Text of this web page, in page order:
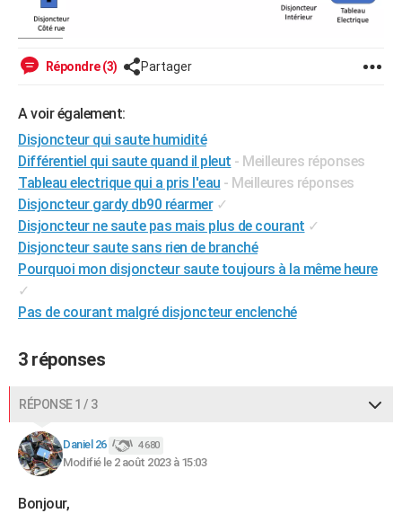
Carte de Noël
Carte Bonne année
Carte Saint-Valentin
Carte Pâques
Carte d'anniversaire
DICTIONNAIRE
Dictionnaire
Biographies
Citations
Expressions
Proverbes
PROGRAMME TV
AVIS DE DÉCÈS
FORUM
Bricolage
Lifestyle
Culture
Sport
Auto
Television
Voyage
Cinema
Répondre (3) Partager
A voir également:
Disjoncteur qui saute humidité
Différentiel qui saute quand il pleut - Meilleures réponses
Tableau electrique qui a pris l'eau - Meilleures réponses
Disjoncteur gardy db90 réarmer ✓
Disjoncteur ne saute pas mais plus de courant ✓
Disjoncteur saute sans rien de branché
Pourquoi mon disjoncteur saute toujours à la même heure
✓
Pas de courant malgré disjoncteur enclenché
3 réponses
RÉPONSE 1 / 3
Daniel 26 4 680
Modifié le 2 août 2023 à 15:03
Bonjour,